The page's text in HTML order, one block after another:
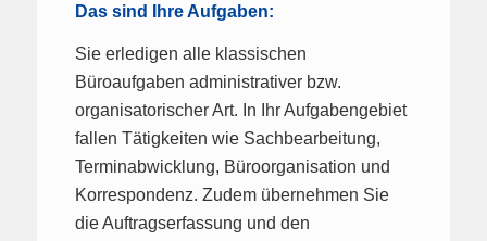
Das sind Ihre Aufgaben:
Sie erledigen alle klassischen
Büroaufgaben administrativer bzw.
organisatorischer Art. In Ihr Aufgabengebiet
fallen Tätigkeiten wie Sachbearbeitung,
Terminabwicklung, Büroorganisation und
Korrespondenz. Zudem übernehmen Sie
die Auftragserfassung und den